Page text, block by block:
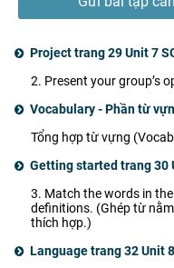
Project trang 29 Unit 7
2. Present your group’s
Vocabulary - Phần từ
Tổng hợp từ vựng
Getting started trang 30
3. Match the words in
definitions. (Ghép từ
thích hợp.)
Language trang 32 Unit